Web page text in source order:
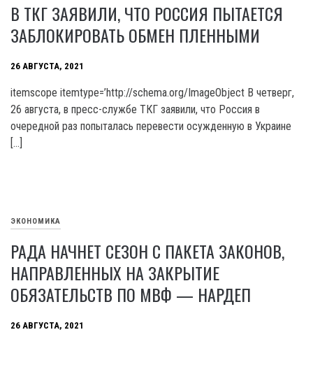
В ТКГ ЗАЯВИЛИ, ЧТО РОССИЯ ПЫТАЕТСЯ
ЗАБЛОКИРОВАТЬ ОБМЕН ПЛЕННЫМИ
26 АВГУСТА, 2021
itemscope itemtype=’http://schema.org/ImageObject В четверг,
26 августа, в пресс-службе ТКГ заявили, что Россия в
очередной раз попыталась перевести осужденную в Украине
[…]
ЭКОНОМИКА
РАДА НАЧНЕТ СЕЗОН С ПАКЕТА ЗАКОНОВ,
НАПРАВЛЕННЫХ НА ЗАКРЫТИЕ
ОБЯЗАТЕЛЬСТВ ПО МВФ — НАРДЕП
26 АВГУСТА, 2021